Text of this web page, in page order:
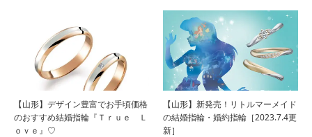
【山形】デザイン豊富でお手頃価格
のおすすめ結婚指輪『Ｔｒｕｅ Ｌ
ｏｖｅ』♡
【山形】新発売！リトルマーメイド
の結婚指輪・婚約指輪［2023.7.4更
新］